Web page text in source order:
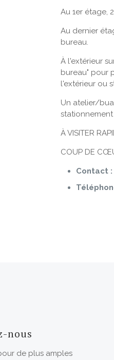
Au 1er étage,
Au dernier
bureau.
À l'extérieur
bureau" pour
l'extérieur ou
Un atelier/
À VISITER
COUP DE
Contact :
nous
de plus amples